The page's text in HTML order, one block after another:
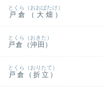
戸倉（大畑）
とくら（おおばたけ）
戸倉（沖田）
とくら（おきた）
戸倉（折立）
とくら（おりたて）